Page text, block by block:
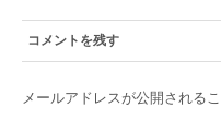
コメントを残す
メールアドレスが公開される